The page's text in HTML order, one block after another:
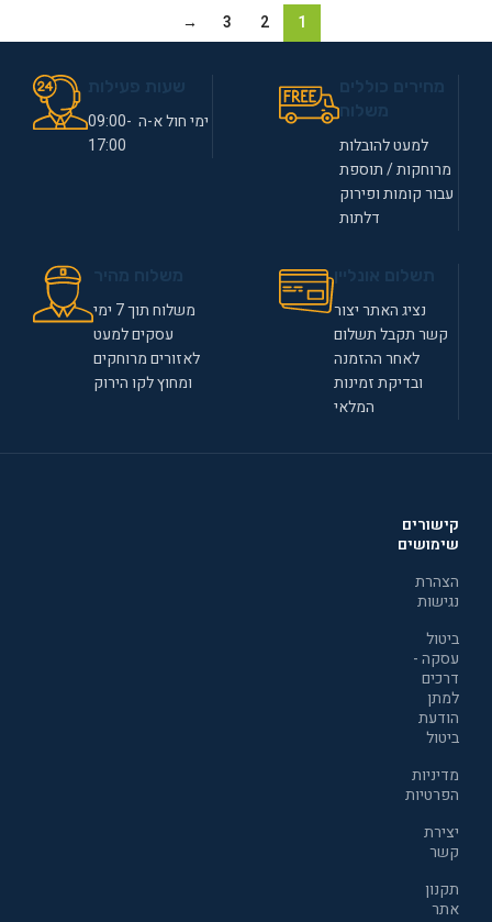
1
2
3
→
למעט להובלות
מרוחקות / תוספת
עבור קומות ופירוק
דלתות
ימי חול א-ה 09:00-
17:00
נציג האתר יצור
קשר תקבל תשלום
לאחר ההזמנה
ובדיקת זמינות
המלאי
משלוח תוך 7 ימי
עסקים למעט
לאזורים מרוחקים
ומחוץ לקו הירוק
קישורים
שימושים
הצהרת
נגישות
ביטול
עסקה -
דרכים
למתן
הודעת
ביטול
מדיניות
הפרטיות
יצירת
קשר
תקנון
אתר